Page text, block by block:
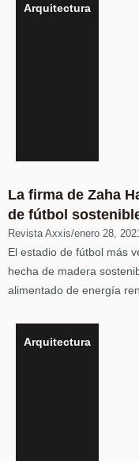
Arquitectura
La firma de Zaha
de fútbol
Revista Axxis/enero 28,
El estadio de fútbol más
hecha de madera
alimentado de energía
Arquitectura